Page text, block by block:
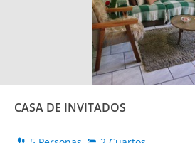
CASA DE INVITADOS